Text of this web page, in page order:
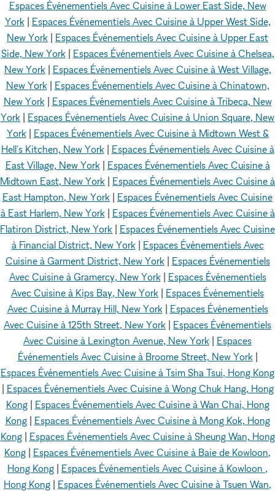
Espaces Événementiels Avec Cuisine à Lower East Side, New
York| Espaces Événementiels Avec Cuisine à Upper West Side,
New York
Espaces Événementiels Avec Cuisine à Upper East
Side, New York| Espaces Événementiels Avec Cuisine à Chelsea,
New York| Espaces Événementiels Avec Cuisine à West Village,
New York| Espaces Événementiels Avec Cuisine à Chinatown,
New York| Espaces Événementiels Avec Cuisine à Tribeca, New
York
Espaces Événementiels Avec Cuisine à Union Square, New
York| Espaces Événementiels Avec Cuisine à Midtown West &
Hell's Kitchen, New York| Espaces Événementiels Avec Cuisine à
East Village, New York| Espaces Événementiels Avec Cuisine à
Midtown East, New York
Espaces Événementiels Avec Cuisine à
East Hampton, New York
Espaces Événementiels Avec Cuisine
à East Harlem, New York| Espaces Événementiels Avec Cuisine à
Flatiron District, New York
Espaces Événementiels Avec Cuisine
à Financial District, New York| Espaces Événementiels Avec
Cuisine à Garment District, New York| Espaces Événementiels
Avec Cuisine à Gramercy, New York| Espaces Événementiels
Avec Cuisine à Kips Bay, New York
Espaces Événementiels
Avec Cuisine à Murray Hill, New York| Espaces Événementiels
Avec Cuisine à 125th Street, New York
Espaces Événementiels
Avec Cuisine à Lexington Avenue, New York
Espaces
Événementiels Avec Cuisine à Broome Street, New York|
Espaces Événementiels Avec Cuisine à Tsim Sha Tsui, Hong Kong
Espaces Événementiels Avec Cuisine à Wong Chuk Hang, Hong
Kong| Espaces Événementiels Avec Cuisine à Wan Chai, Hong
Kong| Espaces Événementiels Avec Cuisine à Mong Kok, Hong
Kong| Espaces Événementiels Avec Cuisine à Sheung Wan, Hong
Kong
Espaces Événementiels Avec Cuisine à Baie de Kowloon,
Hong Kong
Espaces Événementiels Avec Cuisine à Kowloon ,
Hong Kong
Espaces Événementiels Avec Cuisine à Tsuen Wan,